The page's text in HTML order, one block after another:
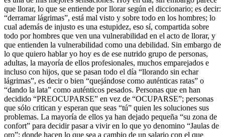
que llorar, lo que se entiende por llorar según el diccionario; es decir:
“derramar lágrimas”, está mal visto y sobre todo en los hombres; lo
cual además de injusto es una estupidez, eso sí, compartida sobre
todo por hombres que ven una vulnerabilidad en el acto de llorar, y
que entienden la vulnerabilidad como una debilidad. Sin embargo de
lo que quiero hablar yo hoy es de ese nutrido grupo de personas,
adultas, la mayoría de ellos profesionales, muchos emparejados e
incluso con hijos, que se pasan todo el día “llorando sin echar
lágrimas”, es decir o bien “quejándose como auténticas ratas” o
“dando la lata” como auténticos pesados. Personas que en han
decidido “PREOCUPARSE” en vez de “OCUPARSE”; personas
que sólo critican y esperan que seas “tú” quien les soluciones sus
problemas. La mayoría de ellos ya han dejado pequeña “su zona de
confort” para decidir pasar a vivir en lo que yo denomino “Jaulas de
oro”; donde hacen lo que sea a cambio de un salario con el que